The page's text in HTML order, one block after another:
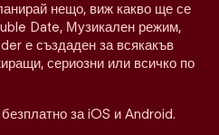
нещо, виж какво ще се
Date, Музикален режим,
е създаден за всякакъв
сериозни или всичко по
за iOS и Android.